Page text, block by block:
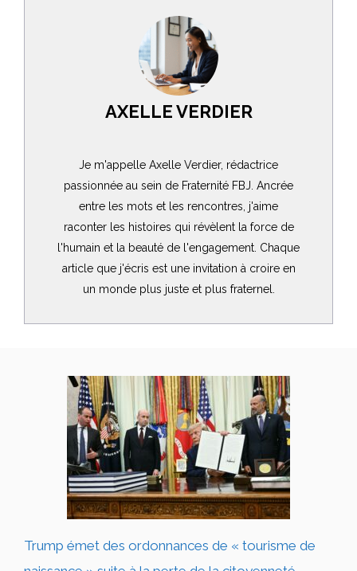
AXELLE VERDIER
Je m'appelle Axelle Verdier, rédactrice
passionnée au sein de Fraternité FBJ. Ancrée
entre les mots et les rencontres, j'aime
raconter les histoires qui révèlent la force de
l'humain et la beauté de l'engagement. Chaque
article que j'écris est une invitation à croire en
un monde plus juste et plus fraternel.
Trump émet des ordonnances de « tourisme de